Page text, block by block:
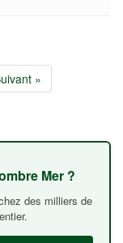
»
Mer ?
des milliers de